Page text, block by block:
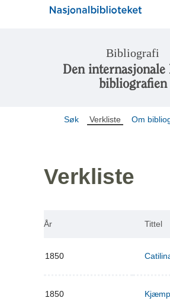
Bibliografi
Den internasjonale
bibliografien
Søk Verkliste Om
Verkliste
År Tittel
1850
1850